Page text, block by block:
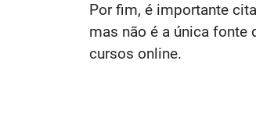
Por fim, é importante
mas não é a única fonte
cursos online.